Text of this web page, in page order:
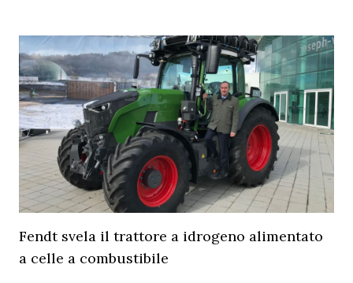
Fendt svela il trattore a idrogeno alimentato
a celle a combustibile